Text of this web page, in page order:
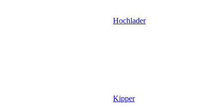
Hochlader
Kipper